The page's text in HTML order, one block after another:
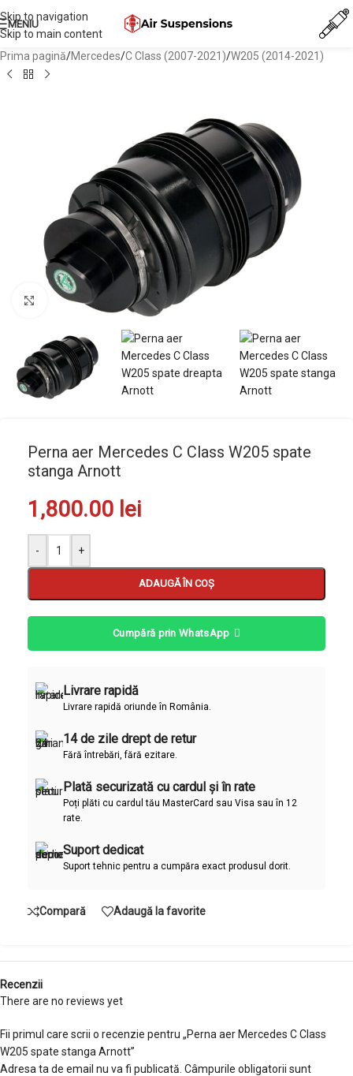
Skip to navigation
Skip to main content
MENIU
Prima pagină/Mercedes/C Class (2007-2021)/W205 (2014-2021)
Mărește imaginea
Perna aer Mercedes C Class W205 spate
stanga Arnott
1,800.00 lei
- +
ADAUGĂ ÎN COȘ
Cumpără prin WhatsApp
Livrare rapidă
Livrare rapidă oriunde în România.
14 de zile drept de retur
Fără întrebări, fără ezitare.
Plată securizată cu cardul și în rate
Poți plăti cu cardul tău MasterCard sau Visa sau în 12
rate.
Suport dedicat
Suport tehnic pentru a cumpăra exact produsul dorit.
Compară Adaugă la favorite
Recenzii
There are no reviews yet
Fii primul care scrii o recenzie pentru „Perna aer Mercedes C Class
W205 spate stanga Arnott”
Adresa ta de email nu va fi publicată. Câmpurile obligatorii sunt